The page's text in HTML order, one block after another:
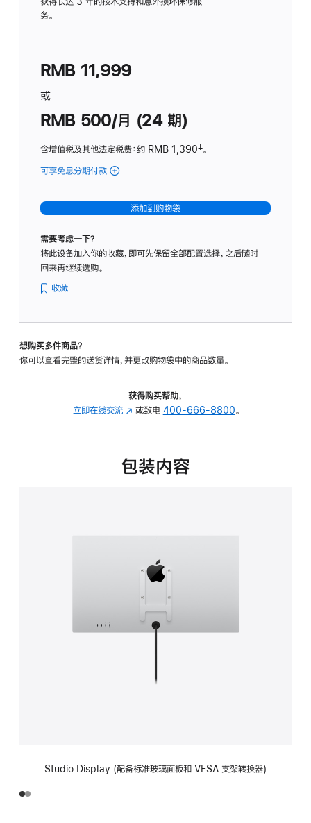
务。
RMB 11,999
或
RMB 500/月 (24 期)
含增值税及其他法定税费：约 RMB 1,390脚
‡。
可享免息分期付款 (Studio
-
标
璃
转
的
添加到购物袋
需要考虑一下？
将此设备加入你的收藏，即可先保留全部配置选择，之后随时
回来再继续选购。
收藏
想购买多件商品？
你可以查看完整的送货详情，并更改购物袋中的商品数量。
获得购买帮助，
立即在线交流 (在
中
或致电 400-666-8800。
包装内容
Studio Display (配备标准玻璃面板和 VESA 支架转换器)